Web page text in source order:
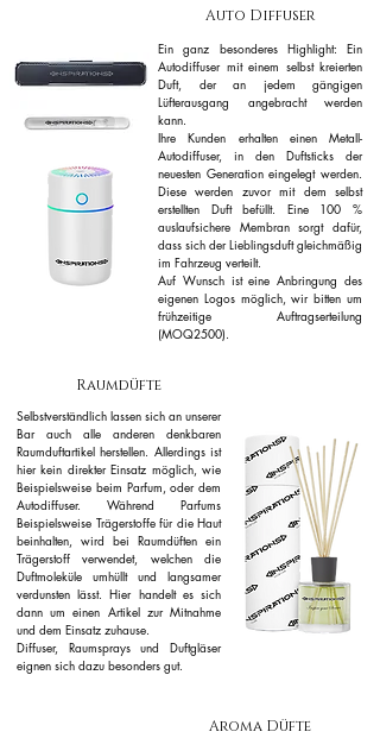
Auto Diffuser
Ein ganz besonderes Highlight: Ein
Autodiffuser mit einem selbst kreierten
Duft, der an jedem gängigen
Lüfterausgang angebracht werden
kann.
Ihre Kunden erhalten einen Metall-
Autodiffuser, in den Duftsticks der
neuesten Generation eingelegt werden.
Diese werden zuvor mit dem selbst
erstellten Duft befüllt. Eine 100 %
auslaufsichere Membran sorgt dafür,
dass sich der Lieblingsduft gleichmäßig
im Fahrzeug verteilt.
Auf Wunsch ist eine Anbringung des
eigenen Logos möglich, wir bitten um
frühzeitige Auftragserteilung
(MOQ2500).
Raumdüfte
Selbstverständlich lassen sich an unserer
Bar auch alle anderen denkbaren
Raumduftartikel herstellen. Allerdings ist
hier kein direkter Einsatz möglich, wie
Beispielsweise beim Parfum, oder dem
Autodiffuser. Während Parfums
Beispielsweise Trägerstoffe für die Haut
beinhalten, wird bei Raumdüften ein
Trägerstoff verwendet, welchen die
Duftmoleküle umhüllt und langsamer
verdunsten lässt. Hier handelt es sich
dann um einen Artikel zur Mitnahme
und dem Einsatz zuhause.
Diffuser, Raumsprays und Duftgläser
eignen sich dazu besonders gut.
Aroma Düfte